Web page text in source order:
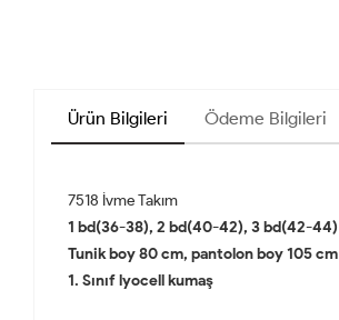
Ürün Bilgileri Ödeme Bilgileri
7518 İvme Takım
1 bd(36-38), 2 bd(40-42), 3 bd(42-44)
Tunik boy 80 cm, pantolon boy 105 cm
1. Sınıf lyocell kumaş